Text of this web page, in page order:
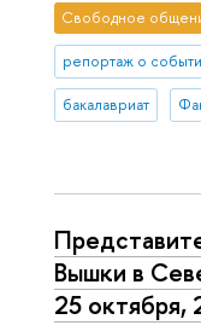
Свободное
репортаж о
бакалавриат
Вышки в
25 октября,